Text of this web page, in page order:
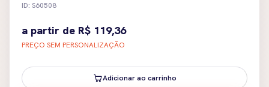
ID: S60508
a partir de R$ 119,36
PREÇO SEM PERSONALIZAÇÃO
Adicionar ao carrinho